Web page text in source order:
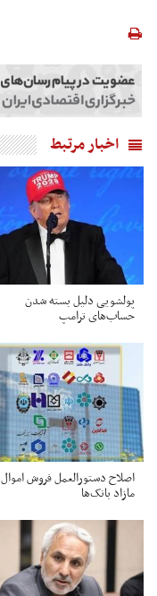
اخبار مرتبط
پولشویی دلیل بسته شدن
حساب‌های ترامپ
اصلاح دستورالعمل فروش اموال
مازاد بانک‌ها